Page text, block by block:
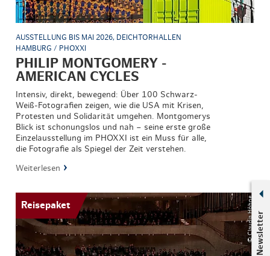
Newsletter
AUSSTELLUNG BIS MAI 2026, DEICHTORHALLEN
HAMBURG / PHOXXI
PHILIP MONTGOMERY -
AMERICAN CYCLES
Intensiv, direkt, bewegend: Über 100 Schwarz-
Weiß-Fotografien zeigen, wie die USA mit Krisen,
Protesten und Solidarität umgehen. Montgomerys
Blick ist schonungslos und nah – seine erste große
Einzelausstellung im PHOXXI ist ein Muss für alle,
die Fotografie als Spiegel der Zeit verstehen.
Weiterlesen
© Claudia Höhne
Reisepaket